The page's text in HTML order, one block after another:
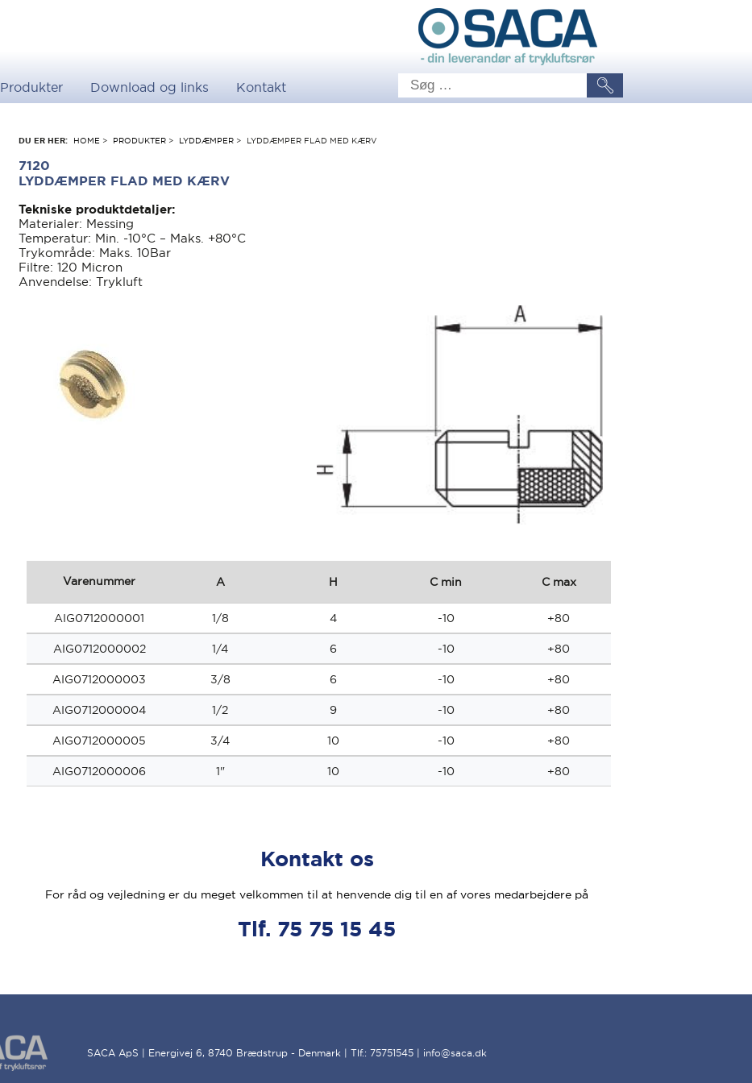
Produkter Download og links Kontakt
DU ER HER: HOME > PRODUKTER > LYDDÆMPER > LYDDÆMPER FLAD MED KÆRV
7120
LYDDÆMPER FLAD MED KÆRV
Tekniske produktdetaljer:
Materialer: Messing
Temperatur: Min. -10°C – Maks. +80°C
Trykområde: Maks. 10Bar
Filtre: 120 Micron
Anvendelse: Trykluft
Varenummer A H C min C max
AIG0712000001 1/8 4 -10 +80
AIG0712000002 1/4 6 -10 +80
AIG0712000003 3/8 6 -10 +80
AIG0712000004 1/2 9 -10 +80
AIG0712000005 3/4 10 -10 +80
AIG0712000006 1" 10 -10 +80
Kontakt os
For råd og vejledning er du meget velkommen til at henvende dig til en af vores medarbejdere på
Tlf. 75 75 15 45
SACA ApS | Energivej 6, 8740 Brædstrup - Denmark | Tlf.: 75751545 | info@saca.dk